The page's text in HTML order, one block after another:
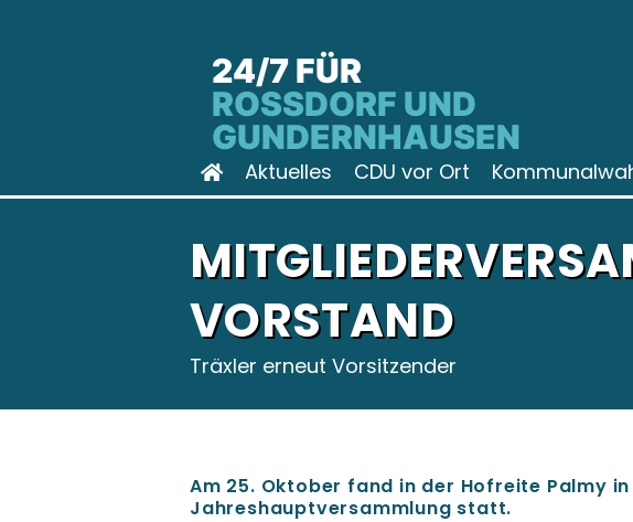
24/7 FÜR
ROSSDORF UND G
UNDERNHAUSEN
Aktuelles CDU vor Ort
VORSTAND
Träxler erneut Vorsitzender
Am 25. Oktober fand in der Hofreite Palmy
Jahreshauptversammlung statt.